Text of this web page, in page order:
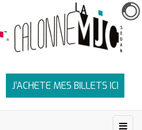
J’ACHETE MES BILLETS ICI